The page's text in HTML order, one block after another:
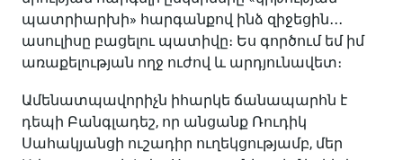
պատրիարխի» հարգանքով ինձ զիջեցին․․․
ասուլիսը բացելու պատիվը։ Ես գործում եմ իմ
առաքելության ողջ ուժով և արդյունավետ։
Ամենատպավորիչն իհարկե ճանապարհն է
դեպի Բանգլադեշ, որ անցանք Ռուդիկ
Սահակյանցի ուշադիր ուղեկցությամբ, մեր